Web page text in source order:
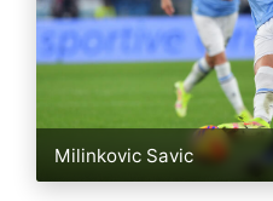
Milinkovic Savic